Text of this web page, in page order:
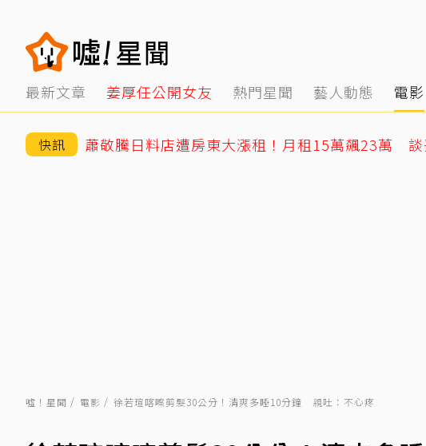
最新文章 姜厚任公開女友 熱門星聞 藝人動態 電影
快訊
噓！星聞 電影 徐若瑄喀嚓剪髮30公分！清爽多睡10分鐘 親吐：不心疼